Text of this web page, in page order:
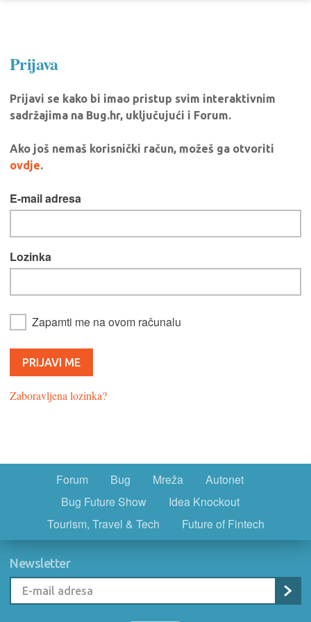
Prijava
Prijavi se kako bi imao pristup svim interaktivnim
sadržajima na Bug.hr, uključujući i Forum.
Ako još nemaš korisnički račun, možeš ga otvoriti
ovdje.
E-mail adresa
Lozinka
Zapamti me na ovom računalu
Zaboravljena lozinka?
Forum Bug Mreža
Autonet
Bug Future Show
Idea Knockout
Tourism, Travel & Tech
Future of Fintech
Newsletter